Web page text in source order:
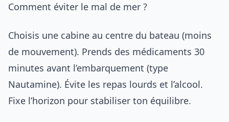
Comment éviter le mal de mer ?
Choisis une cabine au centre du bateau (moins
de mouvement). Prends des médicaments 30
minutes avant l’embarquement (type
Nautamine). Évite les repas lourds et l’alcool.
Fixe l’horizon pour stabiliser ton équilibre.